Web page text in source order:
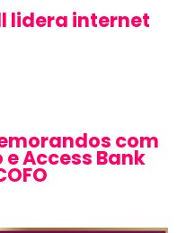
lidera internet
com
Access Bank